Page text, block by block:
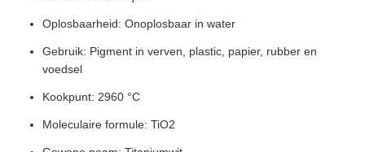
Oplosbaarheid: Onoplosbaar in water
Gebruik: Pigment in verven, plastic, papier, rubber en
voedsel
Kookpunt: 2960 °C
Moleculaire formule: TiO2